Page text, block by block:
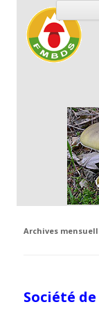
Archives
Société